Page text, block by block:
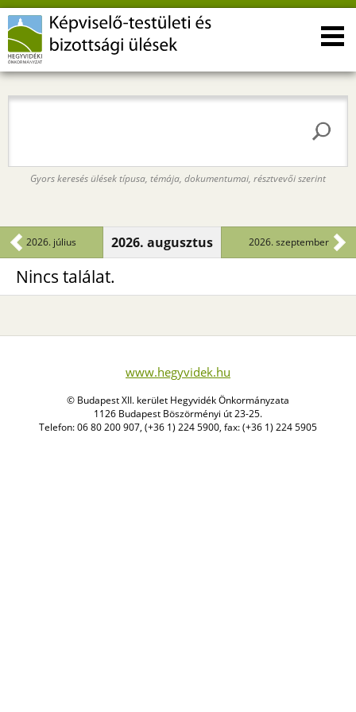
Gyors keresés ülések típusa, témája, dokumentumai, résztvevői szerint
2026. július 2026. augusztus 2026. szeptember
Nincs találat.
www.hegyvidek.hu
© Budapest XII. kerület Hegyvidék Önkormányzata
1126 Budapest Böszörményi út 23-25.
Telefon: 06 80 200 907, (+36 1) 224 5900, fax: (+36 1) 224 5905